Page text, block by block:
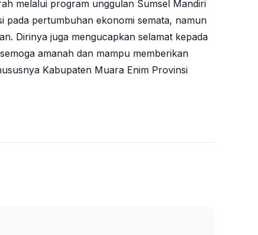
melalui program unggulan Sumsel Mandiri
pada pertumbuhan ekonomi semata, namun
Dirinya juga mengucapkan selamat kepada
amanah dan mampu memberikan
Kabupaten Muara Enim Provinsi